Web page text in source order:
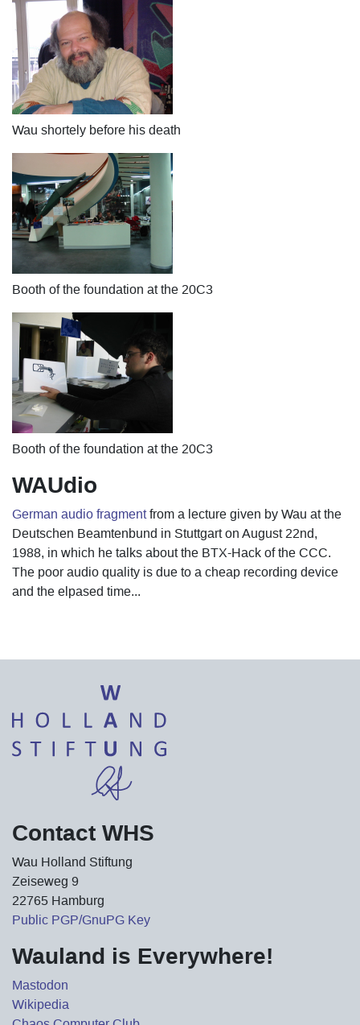
Wau shortely before his death
Booth of the foundation at the 20C3
Booth of the foundation at the 20C3
WAUdio
German audio fragmentfrom a lecture given by Wau at the
Deutschen Beamtenbund in Stuttgart on August 22nd,
1988, in which he talks about the BTX-Hack of the CCC.
The poor audio quality is due to a cheap recording device
and the elpased time...
Contact WHS
Wau Holland Stiftung
Zeiseweg 9
22765 Hamburg
Public PGP/GnuPG Key
Wauland is Everywhere!
Mastodon
Wikipedia